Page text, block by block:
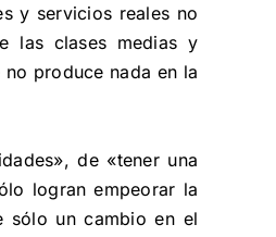
y servicios reales no
las clases medias y
produce nada en la
de «tener una
logran empeorar la
sólo un cambio en el